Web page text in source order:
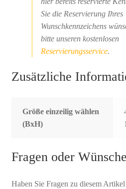
Sie die Reservierung Ihres
Wunschkennzeichens
bitte unseren kostenlosen
Reservierungsservice.
Zusätzliche
Größe einzeilig wählen
(BxH)
Fragen oder
Haben Sie Fragen zu diesem